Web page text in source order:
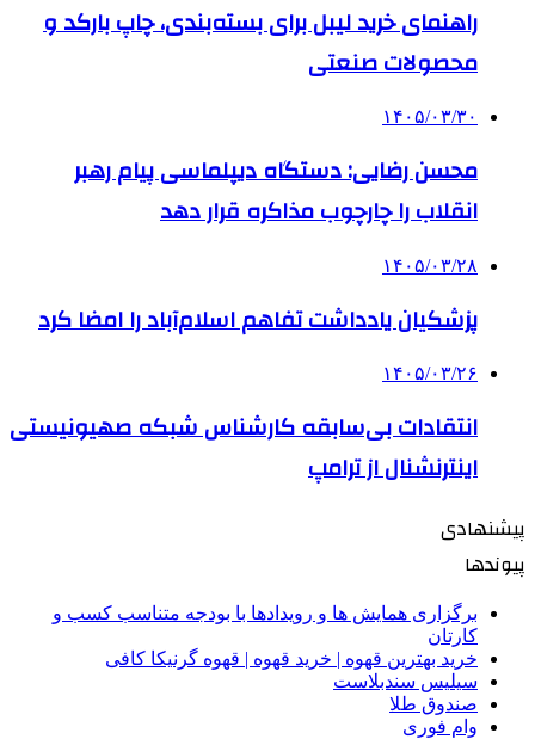
راهنمای خرید لیبل برای بسته‌بندی، چاپ بارکد و
محصولات صنعتی
۱۴۰۵/۰۳/۳۰
محسن رضایی: دستگاه دیپلماسی پیام رهبر
انقلاب را چارچوب مذاکره قرار دهد
۱۴۰۵/۰۳/۲۸
پزشکیان یادداشت تفاهم اسلام‌آباد را امضا کرد
۱۴۰۵/۰۳/۲۶
انتقادات بی‌سابقه کارشناس شبکه صهیونیستی
اینترنشنال از ترامپ
پیشنهادی
پیوندها
برگزاری همایش ها و رویدادها با بودجه متناسب کسب و
کارتان
خرید بهترین قهوه | خرید قهوه | قهوه گرنیکا کافی
سیلیس سندبلاست
صندوق طلا
وام فوری